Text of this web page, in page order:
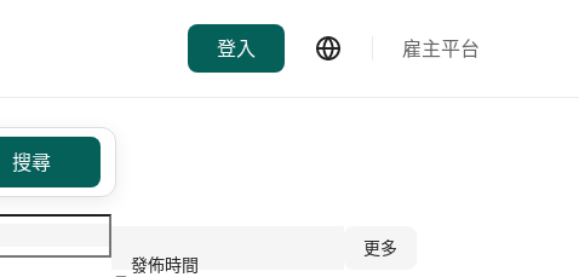
登入 雇主平台
搜尋
發佈時間
更多